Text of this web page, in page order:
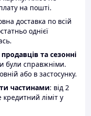
на пошті.
доставка по всій
однієї
продавців та сезонні
були справжніми.
або в застосунку.
частинами: від 2
ліміт у